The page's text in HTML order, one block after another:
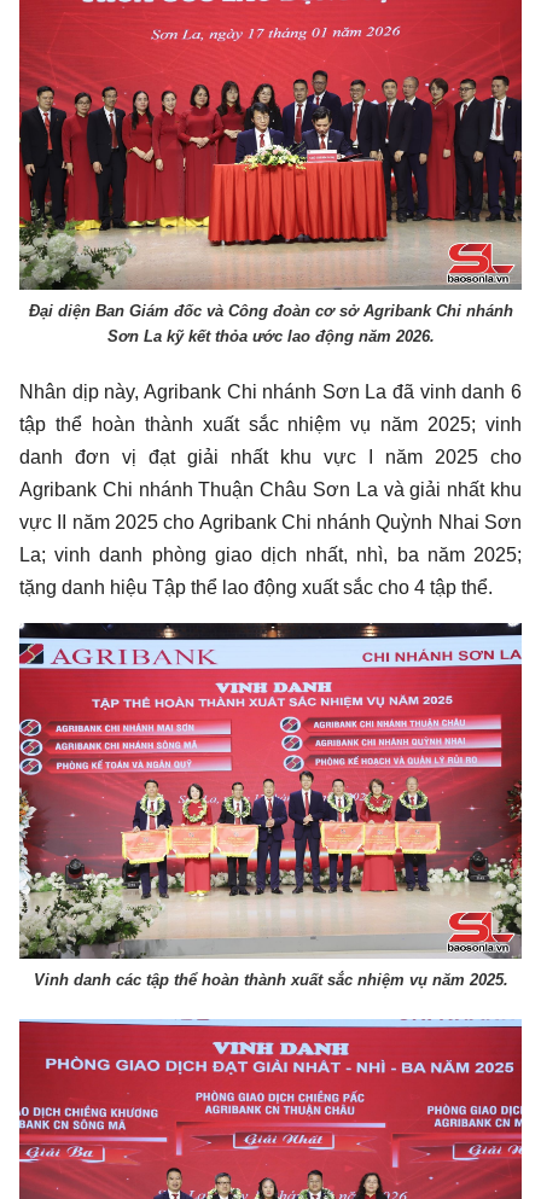
Đại diện Ban Giám đốc và Công đoàn cơ sở Agribank Chi nhánh
Sơn La kỹ kết thỏa ước lao động năm 2026.
Nhân dịp này, Agribank Chi nhánh Sơn La đã vinh danh 6
tập thể hoàn thành xuất sắc nhiệm vụ năm 2025; vinh
danh đơn vị đạt giải nhất khu vực I năm 2025 cho
Agribank Chi nhánh Thuận Châu Sơn La và giải nhất khu
vực II năm 2025 cho Agribank Chi nhánh Quỳnh Nhai Sơn
La; vinh danh phòng giao dịch nhất, nhì, ba năm 2025;
tặng danh hiệu Tập thể lao động xuất sắc cho 4 tập thể.
Vinh danh các tập thể hoàn thành xuất sắc nhiệm vụ năm 2025.